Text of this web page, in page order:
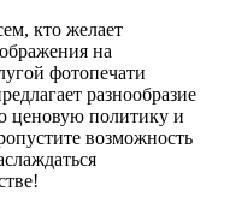
кто желает
на
фотопечати
разнообразие
ценовую политику и
возможность